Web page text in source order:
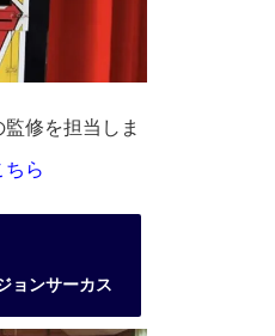
修を担当しま
ら
ョンサーカス